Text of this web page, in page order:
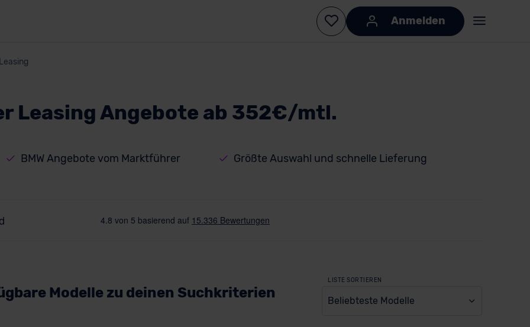
Anmelden
Leasing
Leasing Angebote ab 352€/mtl.
BMW Angebote vom Marktführer Größte Auswahl und schnelle Lieferung
Modelle zu deinen Suchkriterien
LISTE SORTIEREN
Beliebteste Modelle